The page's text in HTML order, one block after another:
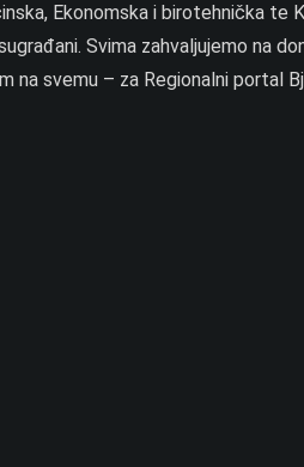
Ekonomska i birotehnička
Svima zahvaljujemo na
na svemu – za Regionalni portal